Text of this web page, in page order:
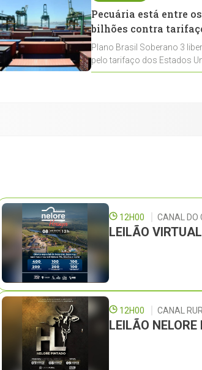
Pecuária está entre
bilhões contra
Plano Brasil Soberano 3
pelo tarifaço dos Estados
contemplados
12H00 CANAL DO
LEILÃO
12H00 CANAL
LEILÃO